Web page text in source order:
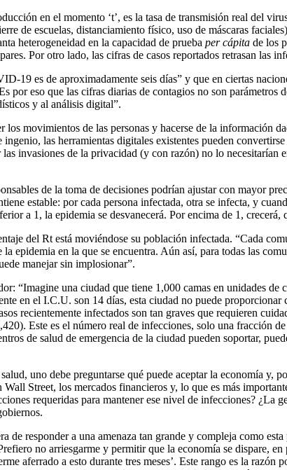
en el momento ‘t’, es la tasa de transmisión real del
de escuelas, distanciamiento físico, uso de máscaras
heterogeneidad en la capacidad de prueba per cápita de los
Por otro lado, las cifras de casos reportados retrasan las
19 es de aproximadamente seis días” y que en ciertas
por eso que las cifras diarias de contagios no son
y al análisis digital”.
movimientos de las personas y hacerse de la información
las herramientas digitales existentes pueden
invasiones de la privacidad (y con razón) no lo necesitarían
de la toma de decisiones podrían ajustar con mayor
estable: por cada persona infectada, otra se infecta, y
a 1, la epidemia se desvanecerá. Por encima de 1,
del Rt está moviéndose su población infectada. “Cada
epidemia en la que se encuentra. Aún así, para todas las
manejar sin implosionar”.
“Imagine una ciudad que tiene 1,000 camas en unidades
en el I.C.U. son 14 días, esta ciudad no puede
recientemente infectados son tan graves que requieren
Este es el número real de infecciones, solo una fracción
de salud de emergencia de la ciudad pueden soportar,
uno debe preguntarse qué puede aceptar la economía y,
Street, los mercados financieros y, lo que es más
requeridas para mantener ese nivel de infecciones? ¿La
de responder a una amenaza tan grande y compleja como
no arriesgarme y permitir que la economía se dispare,
aferrado a esto durante tres meses’. Este rango es la